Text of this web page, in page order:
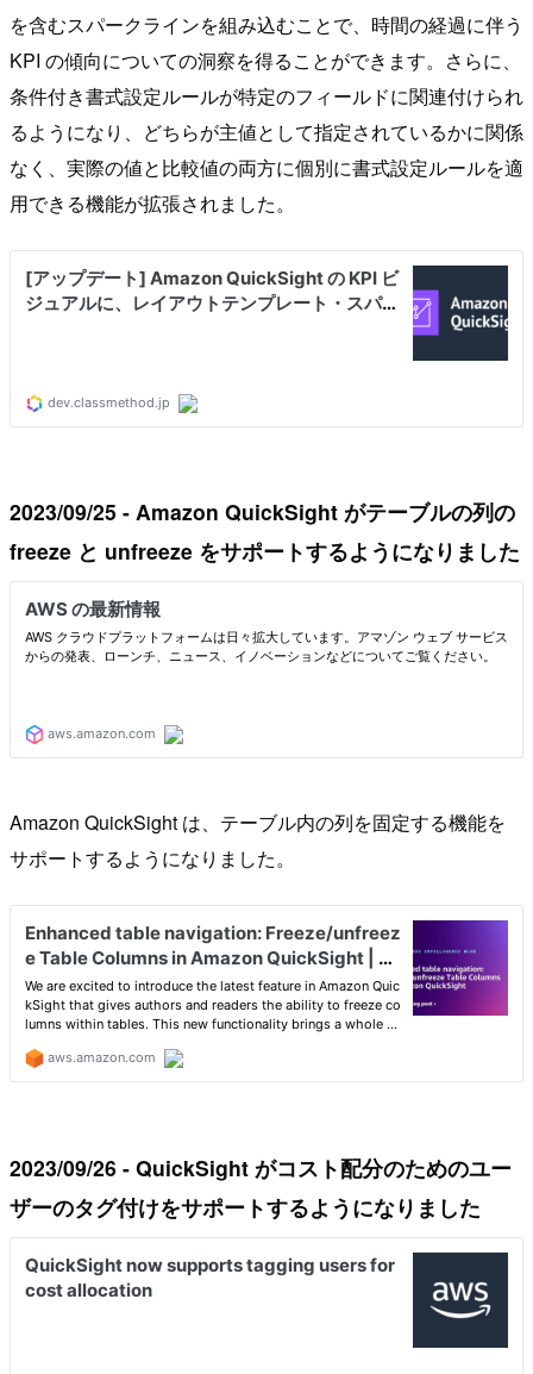
を含むスパークラインを組み込むことで、時間の経過に伴う
KPI の傾向についての洞察を得ることができます。さらに、
条件付き書式設定ルールが特定のフィールドに関連付けられ
るようになり、どちらが主値として指定されているかに関係
なく、実際の値と比較値の両方に個別に書式設定ルールを適
用できる機能が拡張されました。
2023/09/25 - Amazon QuickSight がテーブルの列の
freeze と unfreeze をサポートするようになりました
Amazon QuickSight は、テーブル内の列を固定する機能を
サポートするようになりました。
2023/09/26 - QuickSight がコスト配分のためのユー
ザーのタグ付けをサポートするようになりました